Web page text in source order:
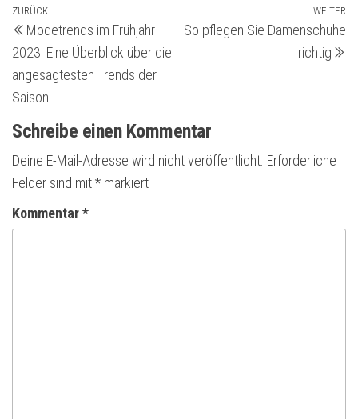
Beitragsnavigation
Vorheriger
Beitrag
ZURÜCK
Modetrends im Frühjahr
2023: Eine Überblick über die
angesagtesten Trends der
Saison
WEITER
So pflegen Sie Damenschuhe
richtig
Schreibe einen Kommentar
Deine E-Mail-Adresse wird nicht veröffentlicht. Erforderliche
Felder sind mit* markiert
Kommentar*